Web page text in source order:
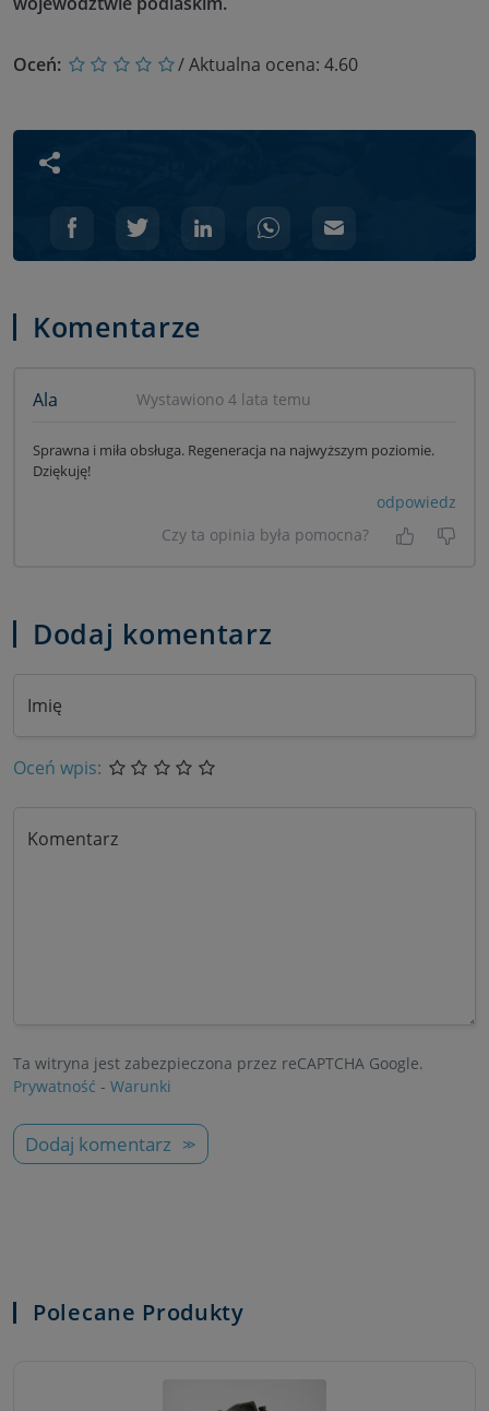
Oceń: / Aktualna ocena: 4.60
Komentarze
Ala Wystawiono 4 lata temu
Sprawna i miła obsługa. Regeneracja na najwyższym poziomie.
Dziękuję!
odpowiedz
Czy ta opinia była pomocna?
Tak, była
Nie
Dodaj komentarz
Imię
Oceń wpis:
Komentarz
Ta witryna jest zabezpieczona przez reCAPTCHA Google.
Prywatność - Warunki
Dodaj komentarz
Polecane Produkty